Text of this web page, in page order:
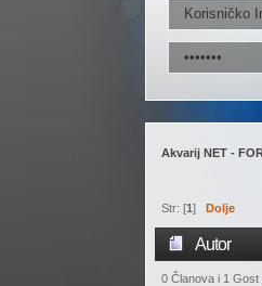
Akvarij NET -
Str: [1] Dolje
Autor
0 Članova i 1 Gost